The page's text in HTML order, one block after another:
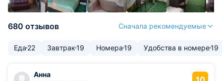
680 отзывов Сначала рекомендуемые
Еда 22 Завтрак19 Номера19 Удобства в номере19
Анна